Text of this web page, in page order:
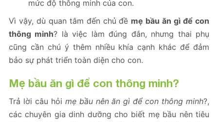
mức độ thông minh của con.
Vì vậy, dù quan tâm đến chủ đề mẹ bầu ăn gì để con
thông minh? là việc làm đúng đắn, nhưng thai phụ
cũng cần chú ý thêm nhiều khía cạnh khác để đảm
bảo sự phát triển toàn diện cho con.
Mẹ bầu ăn gì để con thông minh?
Trả lời câu hỏi mẹ bầu nên ăn gì để con thông minh?,
các chuyên gia dinh dưỡng cho biết mẹ bầu nên tiêu